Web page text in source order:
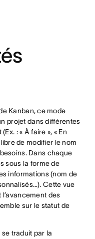
Kanban, ce mode
projet dans différentes
: « À faire », « En
libre de modifier le nom
Dans chaque
sous la forme de
informations (nom de
Cette vue
des
sur le statut de
traduit par la